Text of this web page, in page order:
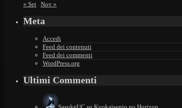
« Set Nov »
Meta
Accedi
Feed dei contenuti
Feed dei commenti
WordPress.org
Ultimi Commenti